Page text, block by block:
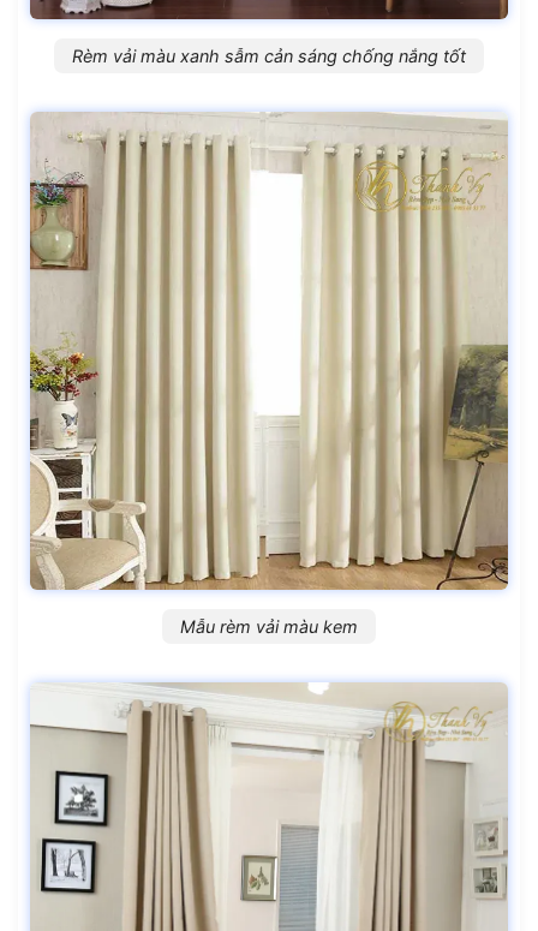
Rèm vải màu xanh sẫm cản sáng chống nắng tốt
Mẫu rèm vải màu kem